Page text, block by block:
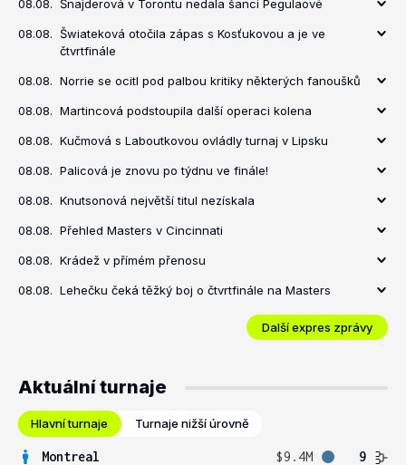
08.08. Šnajderová v Torontu nedala šanci Pegulaové
08.08. Šwiateková otočila zápas s Kosťukovou a je ve
čtvrtfinále
08.08. Norrie se ocitl pod palbou kritiky některých fanoušků
08.08. Martincová podstoupila další operaci kolena
08.08. Kučmová s Laboutkovou ovládly turnaj v Lipsku
08.08. Palicová je znovu po týdnu ve finále!
08.08. Knutsonová největší titul nezískala
08.08. Přehled Masters v Cincinnati
08.08. Krádež v přímém přenosu
08.08. Lehečku čeká těžký boj o čtvrtfinále na Masters
Další expres zprávy
Aktuální turnaje
Hlavní turnaje Turnaje nižší úrovně
Montreal $9.4M
9